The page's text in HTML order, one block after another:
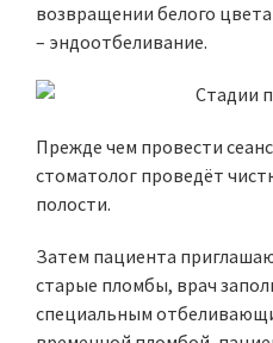
возвращении белого
– эндоотбеливание.
Прежде чем провести
стоматолог проведёт
полости.
Затем пациента
старые пломбы, врач
специальным